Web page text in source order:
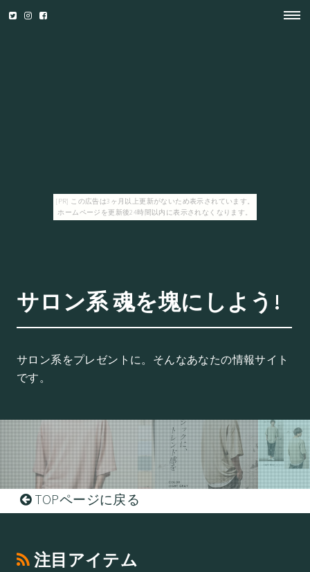
[PR] この広告は3ヶ月以上更新がないため表示されています。
ホームページを更新後24時間以内に表示されなくなります。
サロン系 魂を塊にしよう!
サロン系をプレゼントに。そんなあなたの情報サイト
です。
TOPページに戻る
注目アイテム